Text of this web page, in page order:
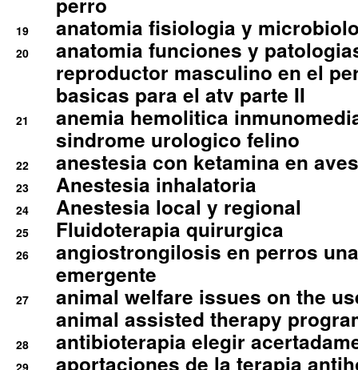
19 anatomia fisiologia y
20
anatomia funciones y
reproductor masculino en el
basicas para el atv parte II
21
anemia hemolitica
sindrome urologico felino
22 anestesia con ketamina en
23 Anestesia inhalatoria
24 Anestesia local y regional
25 Fluidoterapia quirurgica
26
angiostrongilosis en perros
emergente
27
animal welfare issues on the
animal assisted therapy
28 antibioterapia elegir
aportaciones de la terapia